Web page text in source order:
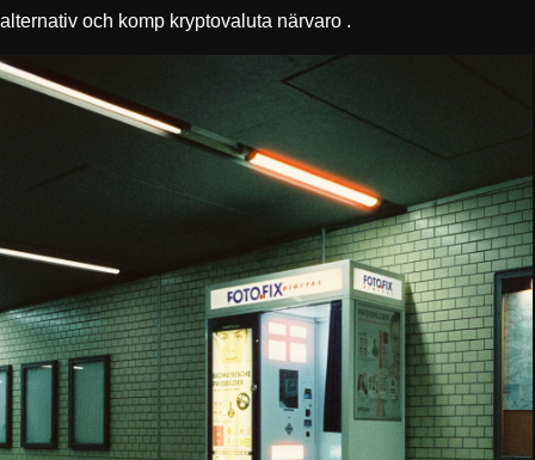
alternativ och komp kryptovaluta närvaro .